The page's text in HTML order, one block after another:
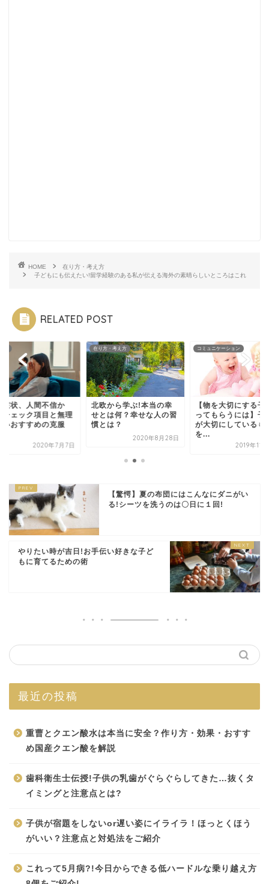
HOME
在り方・考え方
子どもにも伝えたい!留学経験のある私が伝える海外の素晴らしいところはこれ
RELATED POST
症状、人間不信か
チェック項目と無理
いおすすめの克服
2020年7月7日
在り方・考え方
北欧から学ぶ!本当の幸
せとは何？幸せな人の習
慣とは？
2020年8月28日
コミュニケーション
【物を大切にする子
ってもらうには】子
が大切にしているも
を...
2019年11
【驚愕】夏の布団にはこんなにダニがい
る!シーツを洗うのは〇日に１回!
やりたい時が吉日!お手伝い好きな子ど
もに育てるための術
最近の投稿
重曹とクエン酸水は本当に安全？作り方・効果・おすす
め国産クエン酸を解説
歯科衛生士伝授!子供の乳歯がぐらぐらしてきた…抜くタ
イミングと注意点とは?
子供が宿題をしないor遅い姿にイライラ！ほっとくほう
がいい？注意点と対処法をご紹介
これって5月病?!今日からできる低ハードルな乗り越え方